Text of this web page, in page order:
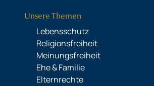
Unsere Themen
Lebensschutz
Religionsfreiheit
Meinungsfreiheit
Ehe & Familie
Elternrechte